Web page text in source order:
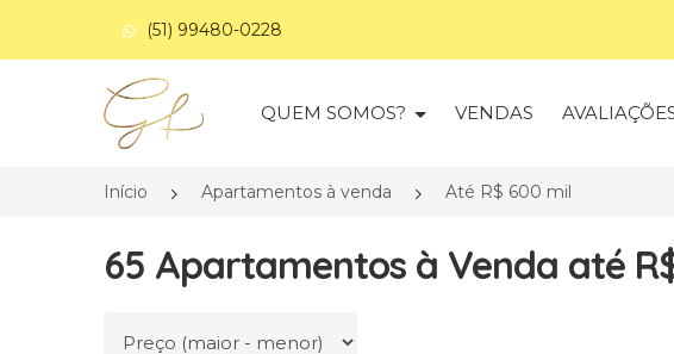
(51) 99480-0228
Página inicial
QUEM SOMOS? VENDAS
Início Apartamentos à venda Até R$ 600 mil
65 Apartamentos à Venda até
Ordenar por